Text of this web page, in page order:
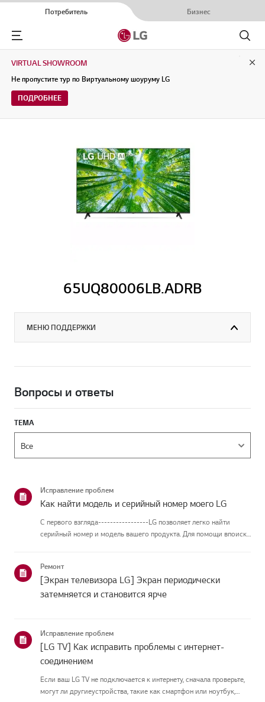
Потребитель Бизнес
Menu
Поиск
VIRTUAL SHOWROOM
Не пропустите тур по Виртуальному шоуруму LG
ПОДРОБНЕЕ
65UQ80006LB.ADRB
МЕНЮ ПОДДЕРЖКИ
Вопросы и ответы
ТЕМА
Исправление проблем
Как найти модель и серийный номер моего LG
С первого взгляда-----------------LG позволяет легко найти
серийный номер и модель вашего продукта. Для помощи впоиске
руководство создано...
Ремонт
[Экран телевизора LG] Экран периодически
затемняется и становится ярче
Исправление проблем
[LG TV] Как исправить проблемы с интернет-
соединением
Если ваш LG TV не подключается к интернету, сначала проверьте,
могут ли другиеустройства, такие как смартфон или ноутбук,